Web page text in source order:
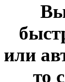
Вы
или
то